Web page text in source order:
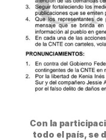
Con la
todo el país, se